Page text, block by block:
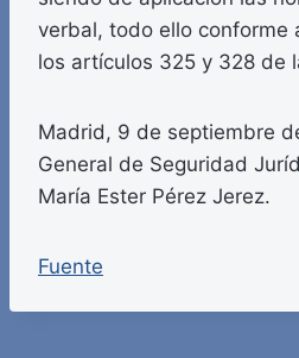
verbal, todo ello conforme
los artículos 325 y 328 de
Madrid, 9 de septiembre
General de Seguridad
María Ester Pérez Jerez.
Fuente